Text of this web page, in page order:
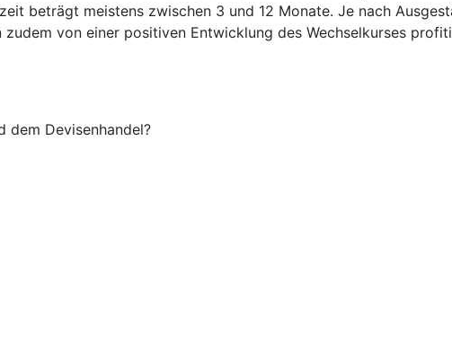
beträgt meistens zwischen 3 und 12 Monate. Je nach
von einer positiven Entwicklung des Wechselkurses
dem Devisenhandel?